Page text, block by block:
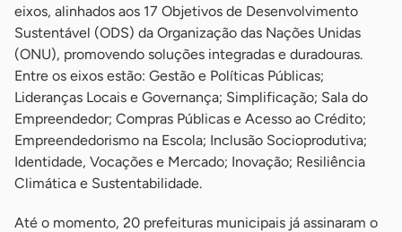
eixos, alinhados aos 17 Objetivos de Desenvolvimento
Sustentável (ODS) da Organização das Nações Unidas
(ONU), promovendo soluções integradas e duradouras.
Entre os eixos estão: Gestão e Políticas Públicas;
Lideranças Locais e Governança; Simplificação; Sala do
Empreendedor; Compras Públicas e Acesso ao Crédito;
Empreendedorismo na Escola; Inclusão Socioprodutiva;
Identidade, Vocações e Mercado; Inovação; Resiliência
Climática e Sustentabilidade.
Até o momento, 20 prefeituras municipais já assinaram o